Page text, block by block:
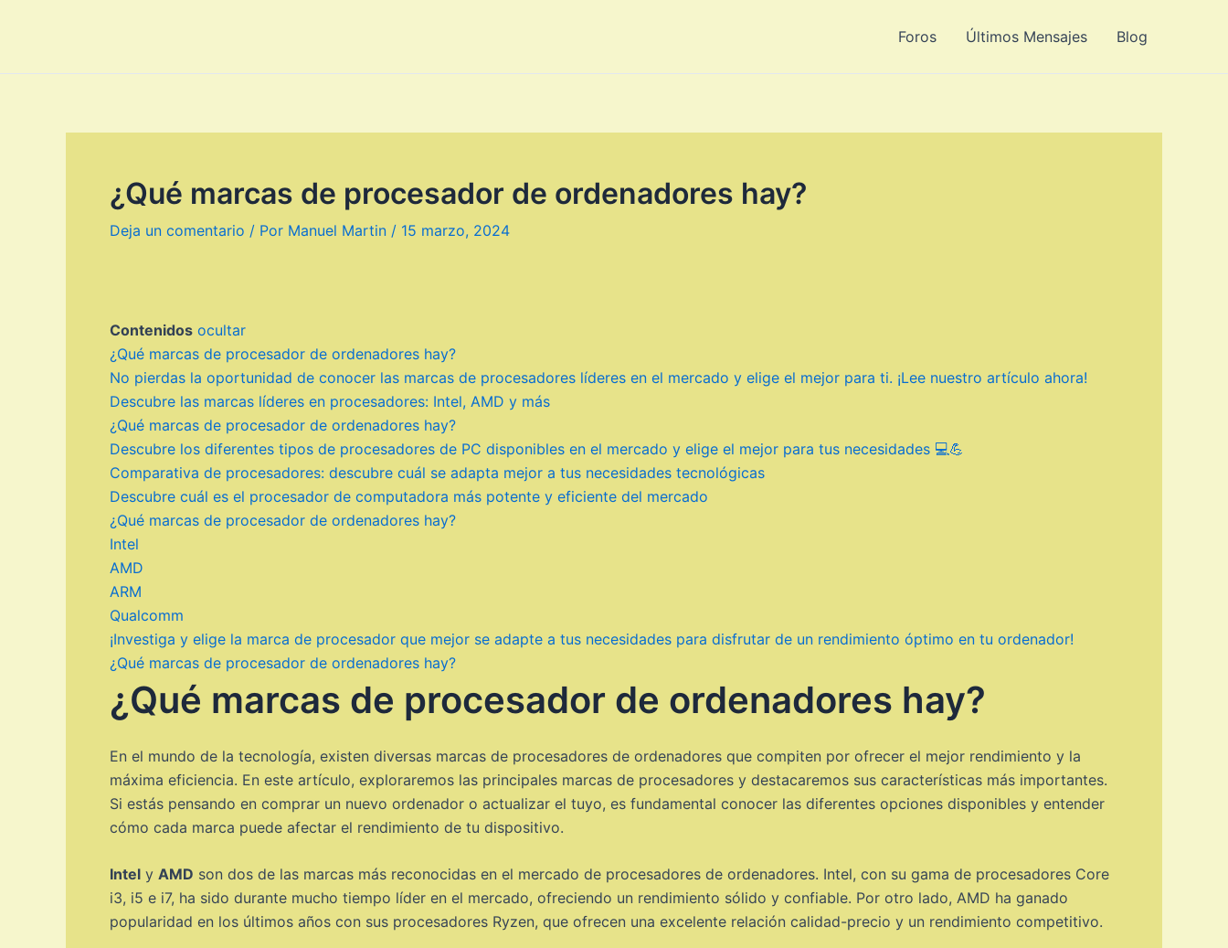
Foros Últimos Mensajes Blog
¿Qué marcas de procesador de ordenadores hay?
Deja un comentario / Por Manuel Martin / 15 marzo, 2024
Contenidos ocultar
¿Qué marcas de procesador de ordenadores hay?
No pierdas la oportunidad de conocer las marcas de procesadores líderes en el mercado y elige el mejor para ti. ¡Lee nuestro artículo ahora!
Descubre las marcas líderes en procesadores: Intel, AMD y más
¿Qué marcas de procesador de ordenadores hay?
Descubre los diferentes tipos de procesadores de PC disponibles en el mercado y elige el mejor para tus necesidades 💻💪
Comparativa de procesadores: descubre cuál se adapta mejor a tus necesidades tecnológicas
Descubre cuál es el procesador de computadora más potente y eficiente del mercado
¿Qué marcas de procesador de ordenadores hay?
Intel
AMD
ARM
Qualcomm
¡Investiga y elige la marca de procesador que mejor se adapte a tus necesidades para disfrutar de un rendimiento óptimo en tu ordenador!
¿Qué marcas de procesador de ordenadores hay?
¿Qué marcas de procesador de ordenadores hay?
En el mundo de la tecnología, existen diversas marcas de procesadores de ordenadores que compiten por ofrecer el mejor rendimiento y la
máxima eficiencia. En este artículo, exploraremos las principales marcas de procesadores y destacaremos sus características más importantes.
Si estás pensando en comprar un nuevo ordenador o actualizar el tuyo, es fundamental conocer las diferentes opciones disponibles y entender
cómo cada marca puede afectar el rendimiento de tu dispositivo.
Intel y AMD son dos de las marcas más reconocidas en el mercado de procesadores de ordenadores. Intel, con su gama de procesadores Core
i3, i5 e i7, ha sido durante mucho tiempo líder en el mercado, ofreciendo un rendimiento sólido y confiable. Por otro lado, AMD ha ganado
popularidad en los últimos años con sus procesadores Ryzen, que ofrecen una excelente relación calidad-precio y un rendimiento competitivo.